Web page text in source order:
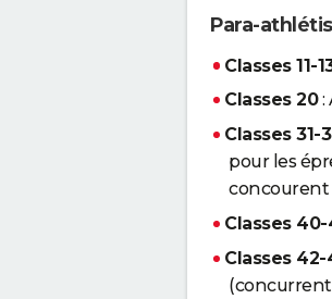
Para-
Classes 11-
Classes 20:
Classes 31-
pour les
concourent
Classes 40-
Classes